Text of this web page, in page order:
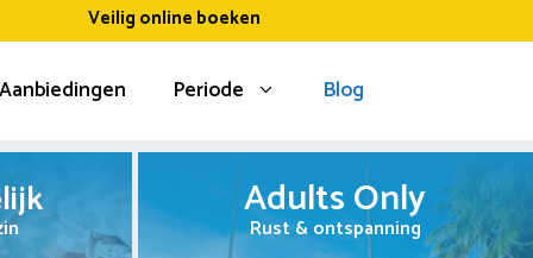
Veilig online boeken
Aanbiedingen Periode Blog
Adults Only
Rust & ontspanning